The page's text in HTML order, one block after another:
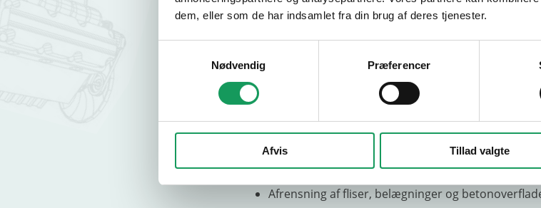
dem, eller som de har indsamlet fra din brug af deres tjenester.
Nødvendig
Præferencer
Afvis Tillad valgte
BRUGES TIL?
maskiner, køretøjer og udstyr. Med den rigtige dyse,
vandmængde kan du både lave grov afrensning og
vigtigste er at matche opgaven, så du ikke beskadiger
Mange vælger motoriserede modeller, fordi de ofte er
Rengøring af entreprenørmaskiner, redskaber og
Afrensning af fliser, belægninger og